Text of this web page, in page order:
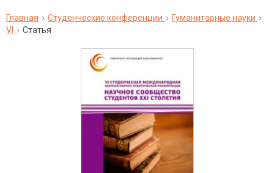
Главная Студенческие конференции
Гуманитарные науки
VI
Статья